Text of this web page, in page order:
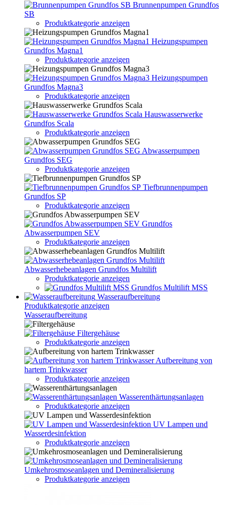
Brunnenpumpen Grundfos
SB
Produktkategorie anzeigen
Heizungspumpen
Grundfos Magna1
Produktkategorie anzeigen
Heizungspumpen
Grundfos Magna3
Produktkategorie anzeigen
Hauswasserwerke
Grundfos Scala
Produktkategorie anzeigen
Abwasserpumpen
Grundfos SEG
Produktkategorie anzeigen
Tiefbrunnenpumpen
Grundfos SP
Produktkategorie anzeigen
Grundfos
Abwasserpumpen SEV
Produktkategorie anzeigen
Abwasserhebeanlagen Grundfos Multilift
Produktkategorie anzeigen
Grundfos Multilift MSS
Wasseraufbereitung
Produktkategorie anzeigen
Wasseraufbereitung
Filtergehäuse
Produktkategorie anzeigen
Aufbereitung von
hartem Trinkwasser
Produktkategorie anzeigen
Wasserenthärtungsanlagen
Produktkategorie anzeigen
UV Lampen und
Wasserdesinfektion
Produktkategorie anzeigen
Umkehrosmoseanlagen und Demineralisierung
Produktkategorie anzeigen